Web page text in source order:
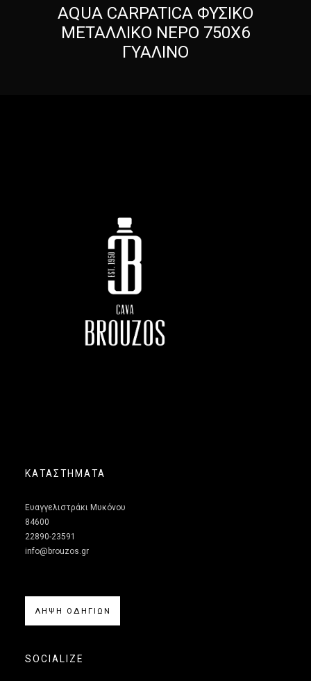
AQUA CARPATICA ΦΥΣΙΚΟ
ΜΕΤΑΛΛΙΚΟ ΝΕΡΟ 750Χ6
ΓΥΑΛΙΝΟ
ΚΑΤΑΣΤΗΜΑΤΑ
Ευαγγελιστράκι Μυκόνου
84600
22890-23591
info@brouzos.gr
ΛΗΨΗ ΟΔΗΓΙΩΝ
SOCIALIZE